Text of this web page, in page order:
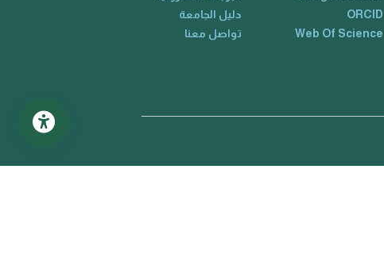
ORCID
Web Of Science
دليل الجامعة
تواصل معنا